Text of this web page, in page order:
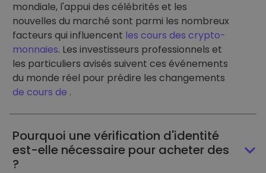
mondiale, l'appui des célébrités et les
nouvelles du marché sont parmi les nombreux
facteurs qui influencent les cours des crypto-
monnaies. Les investisseurs professionnels et
les particuliers avisés suivent ces événements
du monde réel pour prédire les changements
de cours de .
Pourquoi une vérification d'identité
est-elle nécessaire pour acheter des
?